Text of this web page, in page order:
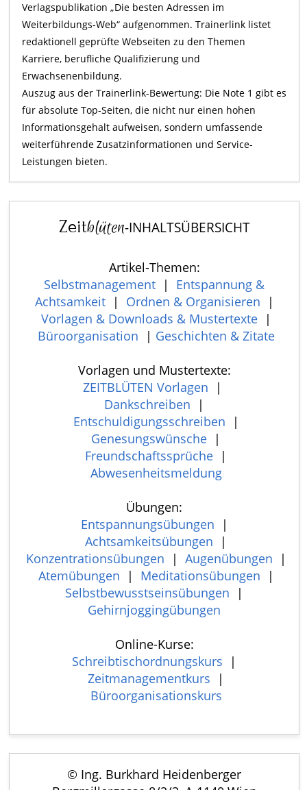
Verlagspublikation „Die besten Adressen im
Weiterbildungs-Web“ aufgenommen. Trainerlink listet
redaktionell geprüfte Webseiten zu den Themen
Karriere, berufliche Qualifizierung und
Erwachsenenbildung.
Auszug aus der Trainerlink-Bewertung: Die Note 1 gibt es
für absolute Top-Seiten, die nicht nur einen hohen
Informationsgehalt aufweisen, sondern umfassende
weiterführende Zusatzinformationen und Service-
Leistungen bieten.
Zeitblüten-INHALTSÜBERSICHT
Artikel-Themen:
Selbstmanagement | Entspannung &
Achtsamkeit| Ordnen & Organisieren |
Vorlagen & Downloads & Mustertexte|
Büroorganisation | Geschichten & Zitate
Vorlagen und Mustertexte:
ZEITBLÜTEN Vorlagen |
Dankschreiben |
Entschuldigungsschreiben |
Genesungswünsche |
Freundschaftssprüche |
Abwesenheitsmeldung
Übungen:
Entspannungsübungen |
Achtsamkeitsübungen |
Konzentrationsübungen | Augenübungen |
Atemübungen | Meditationsübungen |
Selbstbewusstseinsübungen |
Gehirnjoggingübungen
Online-Kurse:
Schreibtischordnungskurs |
Zeitmanagementkurs |
Büroorganisationskurs
© Ing. Burkhard Heidenberger